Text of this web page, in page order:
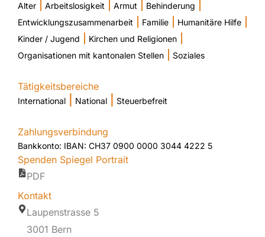
Alter Arbeitslosigkeit Armut Behinderung
Entwicklungszusammenarbeit Familie Humanitäre Hilfe
Kinder / Jugend Kirchen und Religionen
Organisationen mit kantonalen Stellen Soziales
Tätigkeitsbereiche
International National Steuerbefreit
Zahlungsverbindung
Bankkonto: IBAN: CH37 0900 0000 3044 4222 5
Spenden Spiegel Portrait
PDF
Kontakt
Laupenstrasse 5
3001 Bern